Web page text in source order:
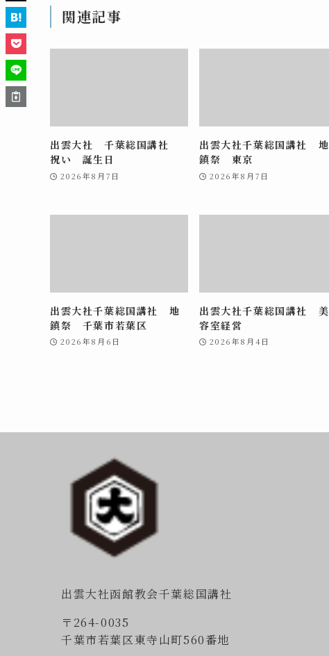
関連記事
出雲大社 千葉総国講社
祝い 誕生日
2026年8月7日
出雲大社千葉総国講社 地
鎮祭 東京
2026年8月7日
出雲大社千葉総国講社 地
鎮祭 千葉市若葉区
2026年8月6日
出雲大社千葉総国講社 美
容室経営
2026年8月4日
出雲大社函館教会千葉総国講社
〒264-0035
千葉市若葉区東寺山町560番地